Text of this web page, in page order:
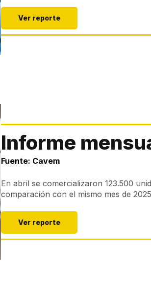
Ver reporte
Informe
Fuente: Cavem
En abril se comercializaron 123.500
comparación con el mismo mes de
Ver reporte